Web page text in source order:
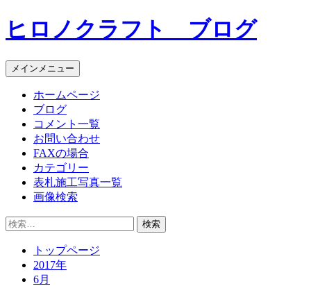
コ
ン
ン
ツ
ヒロノクラフト ブログ
メインメニュー
ホームページ
ブログ
コメント一覧
お問い合わせ
FAXの場合
カテゴリー
表札施工写真一覧
画像検索
検
トップページ
2017年
6月